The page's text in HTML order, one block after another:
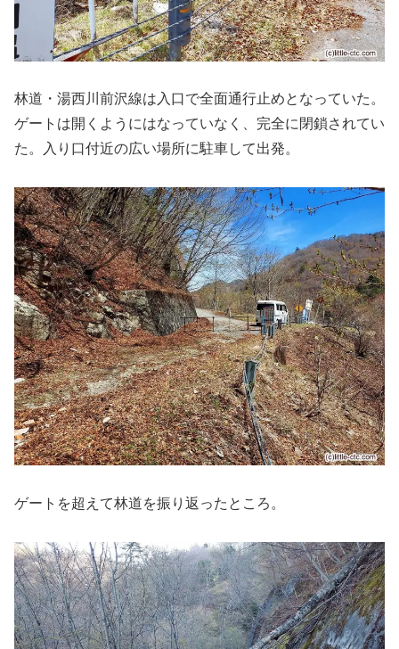
林道・湯西川前沢線は入口で全面通行止めとなっていた。
ゲートは開くようにはなっていなく、完全に閉鎖されてい
た。入り口付近の広い場所に駐車して出発。
ゲートを超えて林道を振り返ったところ。